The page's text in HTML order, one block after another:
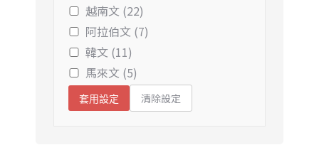
越南文 (22)
阿拉伯文 (7)
韓文 (11)
馬來文 (5)
套用設定 清除設定